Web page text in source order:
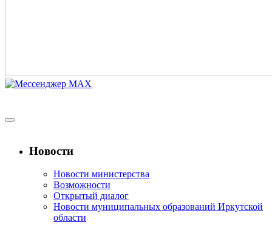
Новости
Новости министерства
Возможности
Открытый диалог
Новости муниципальных образований Иркутской
области